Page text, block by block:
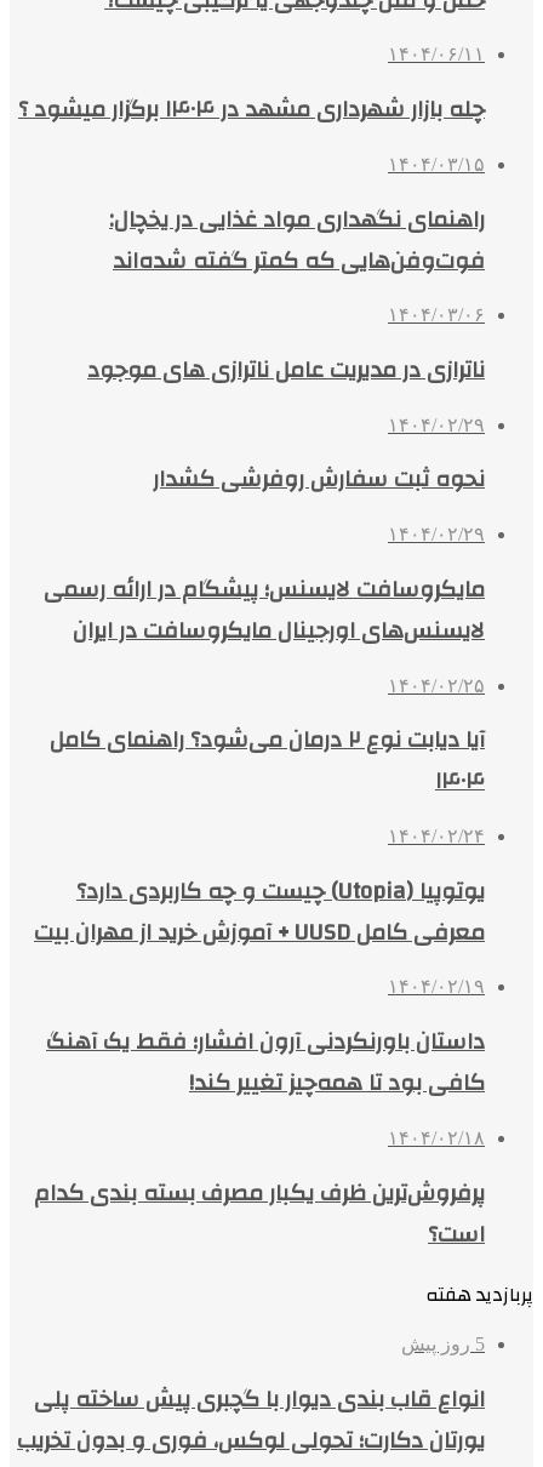
۱۴۰۴/۰۶/۱۱
چله بازار شهرداری مشهد در ۱۴۰۴ برگزار میشود ؟
۱۴۰۴/۰۳/۱۵
راهنمای نگهداری مواد غذایی در یخچال:
فوت‌وفن‌هایی که کمتر گفته شده‌اند
۱۴۰۴/۰۳/۰۶
ناترازی در مدیریت عامل ناترازی های موجود
۱۴۰۴/۰۲/۲۹
نحوه ثبت سفارش روفرشی کشدار
۱۴۰۴/۰۲/۲۹
مایکروسافت لایسنس؛ پیشگام در ارائه رسمی
لایسنس‌های اورجینال مایکروسافت در ایران
۱۴۰۴/۰۲/۲۵
آیا دیابت نوع ۲ درمان می‌شود؟ راهنمای کامل
۱۴۰۴
۱۴۰۴/۰۲/۲۴
یوتوپیا (Utopia) چیست و چه کاربردی دارد؟
معرفی کامل UUSD + آموزش خرید از مهران بیت
۱۴۰۴/۰۲/۱۹
داستان باورنکردنی آرون افشار؛ فقط یک آهنگ
کافی بود تا همه‌چیز تغییر کند!
۱۴۰۴/۰۲/۱۸
پرفروش‌ترین ظرف یکبار مصرف بسته بندی کدام
است؟
پربازدید هفته
5 روز پیش
انواع قاب بندی دیوار با گچبری پیش ساخته پلی
یورتان دکارت؛ تحولی لوکس، فوری و بدون تخریب